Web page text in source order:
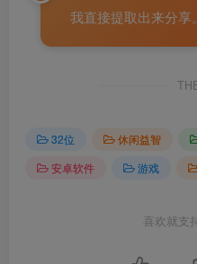
我直接提取出来分享。
32位 休闲益智
安卓软件
游戏
喜欢就支